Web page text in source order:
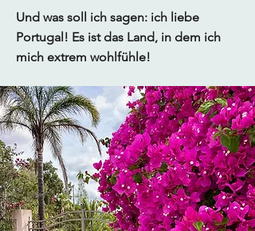
Und was soll ich sagen: ich liebe
Portugal! Es ist das Land, in dem ich
mich extrem wohlfühle!